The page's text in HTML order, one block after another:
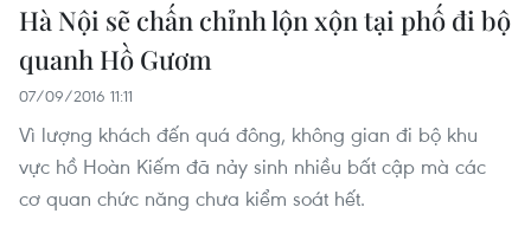
Hà Nội sẽ chấn chỉnh lộn xộn tại phố đi bộ
quanh Hồ Gươm
07/09/2016 11:11
Vì lượng khách đến quá đông, không gian đi bộ khu
vực hồ Hoàn Kiếm đã nảy sinh nhiều bất cập mà các
cơ quan chức năng chưa kiểm soát hết.